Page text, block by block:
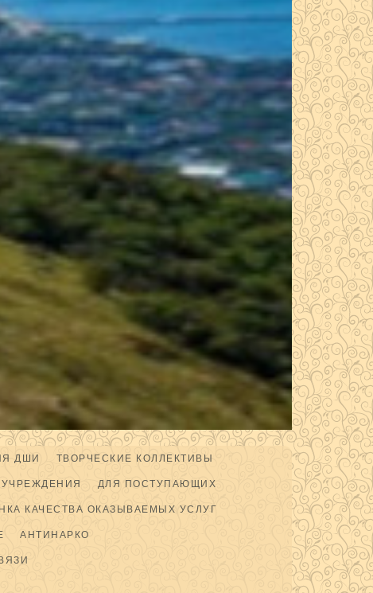
ДШИ ТВОРЧЕСКИЕ КОЛЛЕКТИВЫ
ДЛЯ ПОСТУПАЮЩИХ
КАЧЕСТВА ОКАЗЫВАЕМЫХ УСЛУГ
АНТИНАРКО